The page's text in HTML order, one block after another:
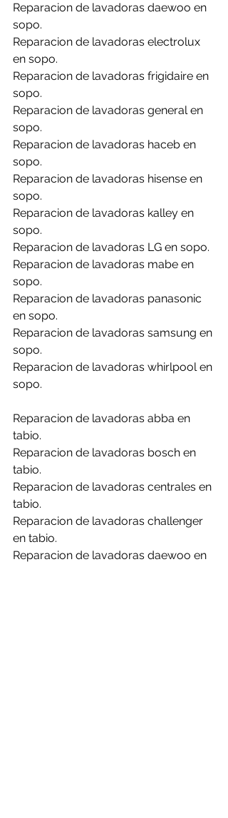
Reparacion de lavadoras daewoo en
sopo.
Reparacion de lavadoras electrolux
en sopo.
Reparacion de lavadoras frigidaire en
sopo.
Reparacion de lavadoras general en
sopo.
Reparacion de lavadoras haceb en
sopo.
Reparacion de lavadoras hisense en
sopo.
Reparacion de lavadoras kalley en
sopo.
Reparacion de lavadoras LG en sopo.
Reparacion de lavadoras mabe en
sopo.
Reparacion de lavadoras panasonic
en sopo.
Reparacion de lavadoras samsung en
sopo.
Reparacion de lavadoras whirlpool en
sopo.
Reparacion de lavadoras abba en
tabio.
Reparacion de lavadoras bosch en
tabio.
Reparacion de lavadoras centrales en
tabio.
Reparacion de lavadoras challenger
en tabio.
Reparacion de lavadoras daewoo en